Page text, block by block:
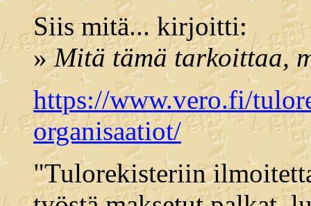
Siis mitä... kirjoitti:
»Mitä tämä tarkoittaa,
https://www.vero.fi/
organisaatiot/
"Tulorekisteriin